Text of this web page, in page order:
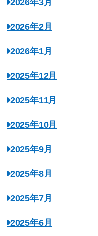
2026年3月
2026年2月
2026年1月
2025年12月
2025年11月
2025年10月
2025年9月
2025年8月
2025年7月
2025年6月